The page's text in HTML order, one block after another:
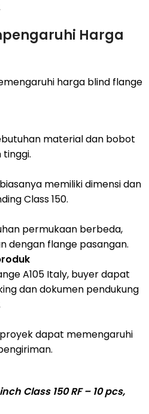
Harga
harga blind flange
material dan bobot
memiliki dimensi dan
Class 150.
permukaan berbeda,
dengan flange pasangan.
A105 Italy, buyer dapat
dan dokumen pendukung
dapat memengaruhi
Class 150 RF – 10 pcs,